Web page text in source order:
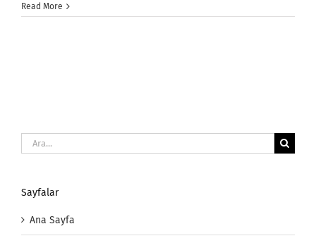
Read More
Ara:
Sayfalar
Ana Sayfa